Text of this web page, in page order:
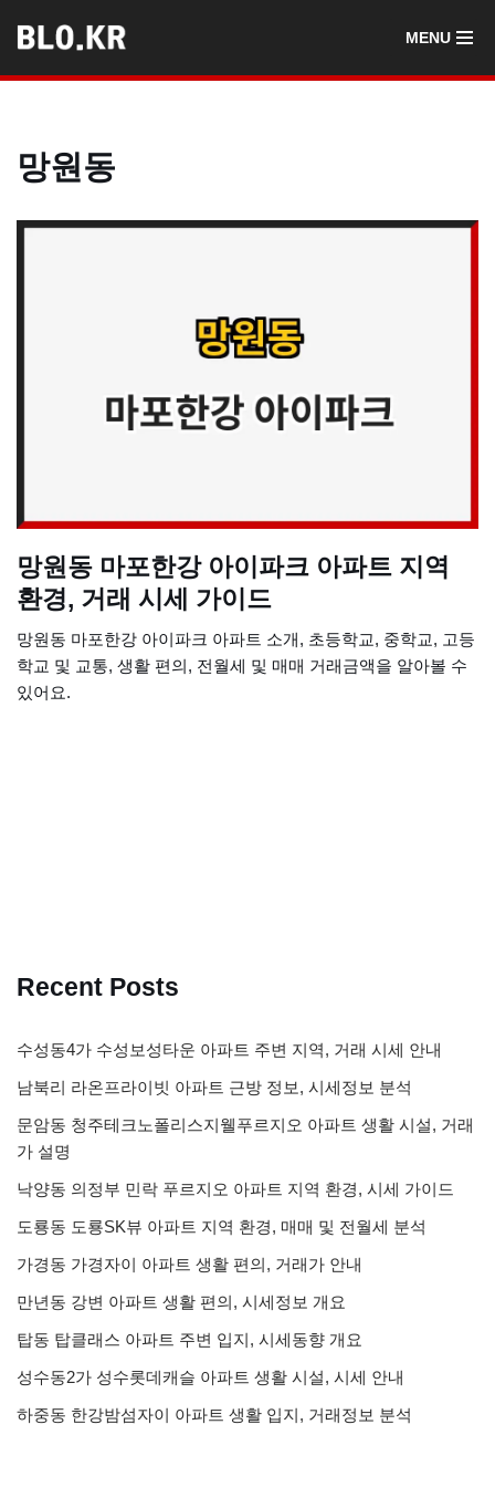
텐
건
뛰
MENU
망원동
망원동 마포한강 아이파크 아파트 지역
환경, 거래 시세 가이드
망원동 마포한강 아이파크 아파트 소개, 초등학교, 중학교, 고등
학교 및 교통, 생활 편의, 전월세 및 매매 거래금액을 알아볼 수
있어요.
Recent Posts
수성동4가 수성보성타운 아파트 주변 지역, 거래 시세 안내
남북리 라온프라이빗 아파트 근방 정보, 시세정보 분석
문암동 청주테크노폴리스지웰푸르지오 아파트 생활 시설, 거래
가 설명
낙양동 의정부 민락 푸르지오 아파트 지역 환경, 시세 가이드
도룡동 도룡SK뷰 아파트 지역 환경, 매매 및 전월세 분석
가경동 가경자이 아파트 생활 편의, 거래가 안내
만년동 강변 아파트 생활 편의, 시세정보 개요
탑동 탑클래스 아파트 주변 입지, 시세동향 개요
성수동2가 성수롯데캐슬 아파트 생활 시설, 시세 안내
하중동 한강밤섬자이 아파트 생활 입지, 거래정보 분석